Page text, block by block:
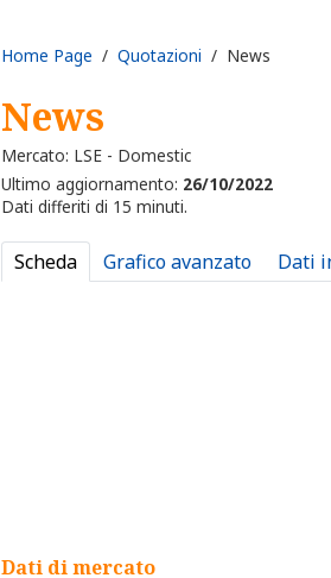
Home Page / Quotazioni / News
News
Mercato: LSE - Domestic
Ultimo aggiornamento: 26/10/2022
Dati differiti di 15 minuti.
Scheda Grafico avanzato Dati
Dati di mercato